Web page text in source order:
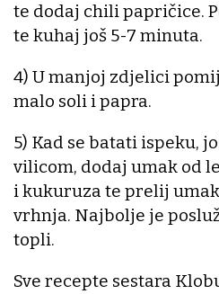
te dodaj chili papričice.
te kuhaj još 5-7 minuta.
4) U manjoj zdjelici
malo soli i papra.
5) Kad se batati ispeku,
vilicom, dodaj umak od
i kukuruza te prelij
vrhnja. Najbolje je
topli.
Sve recepte sestara